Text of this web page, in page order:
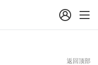
返回顶部